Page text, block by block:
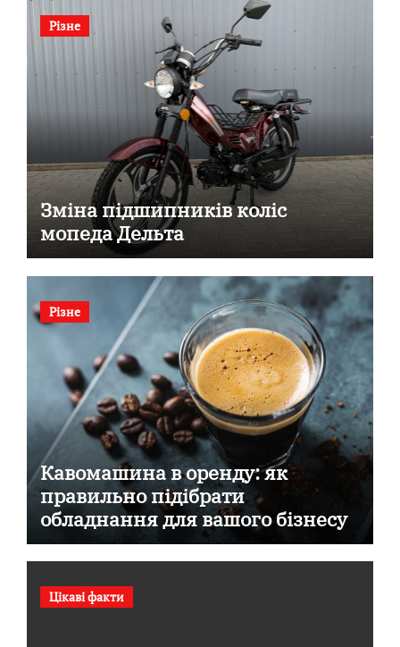
Різне
Зміна підшипників коліс
мопеда Дельта
Різне
Кавомашина в оренду: як
правильно підібрати
обладнання для вашого бізнесу
Цікаві факти